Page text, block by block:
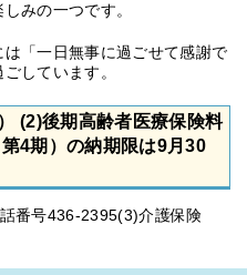
みの一つです。
「一日無事に過ごせて感謝で
しています。
(2)後期高齢者医療保険料
4期）の納期限は9月30
番号436-2395(3)介護保険